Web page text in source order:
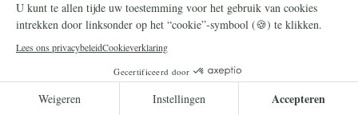
Wie zijn wij?
Contact
Hugo Bos
Petities
Geef uw mening